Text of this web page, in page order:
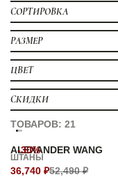
СОРТИРОВКА
РАЗМЕР
ЦВЕТ
СКИДКИ
ТОВАРОВ: 21
-30%
ALEXANDER WANG
ШТАНЫ
36,740 ₽52,490 ₽